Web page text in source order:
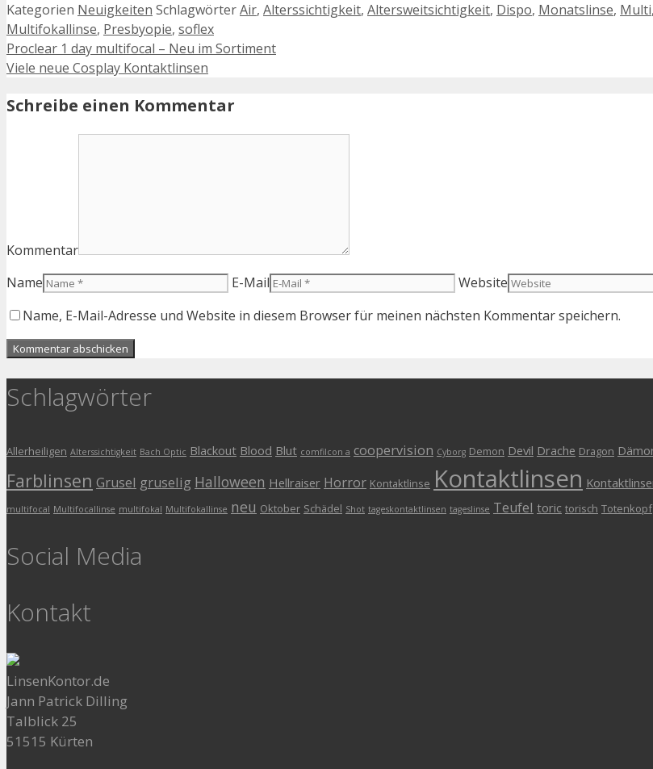
Kategorien Neuigkeiten SchlagwörterAir, Alterssichtigkeit, Altersweitsichtigkeit, Dispo, Monatslinse, Multi,
Multifokallinse, Presbyopie, soflex
Proclear 1 day multifocal – Neu im Sortiment
Viele neue Cosplay Kontaktlinsen
Schreibe einen Kommentar
Kommentar
Name
E-Mail
Website
Name, E-Mail-Adresse und Website in diesem Browser für meinen nächsten Kommentar speichern.
Schlagwörter
Allerheiligen Alterssichtigkeit Bach Optic Blackout Blood Blut comfilcon a coopervision Cyborg Demon Devil Drache Dragon
Farblinsen Grusel gruselig Halloween Hellraiser Horror Kontaktlinse Kontaktlinsen
multifocal Multifocallinse multifokal Multifokallinse neu Oktober Schädel Shot tageskontaktlinsen tageslinse Teufel toric torisch Totenkopf
Social Media
Kontakt
LinsenKontor.de
Jann Patrick Dilling
Talblick 25
51515 Kürten